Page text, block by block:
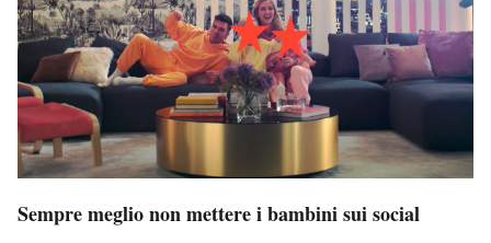
Sempre meglio non mettere i bambini sui social